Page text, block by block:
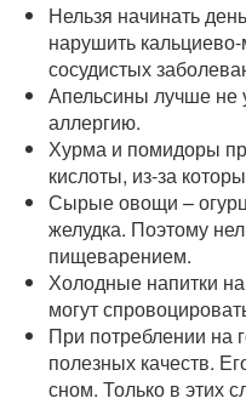
Нельзя начинать
нарушить
сосудистых
Апельсины лучше не
аллергию.
Хурма и помидоры
кислоты, из-за
Сырые овощи –
желудка. Поэтому
пищеварением.
Холодные напитки на
могут
При потреблении на
полезных качеств.
сном. Только в этих